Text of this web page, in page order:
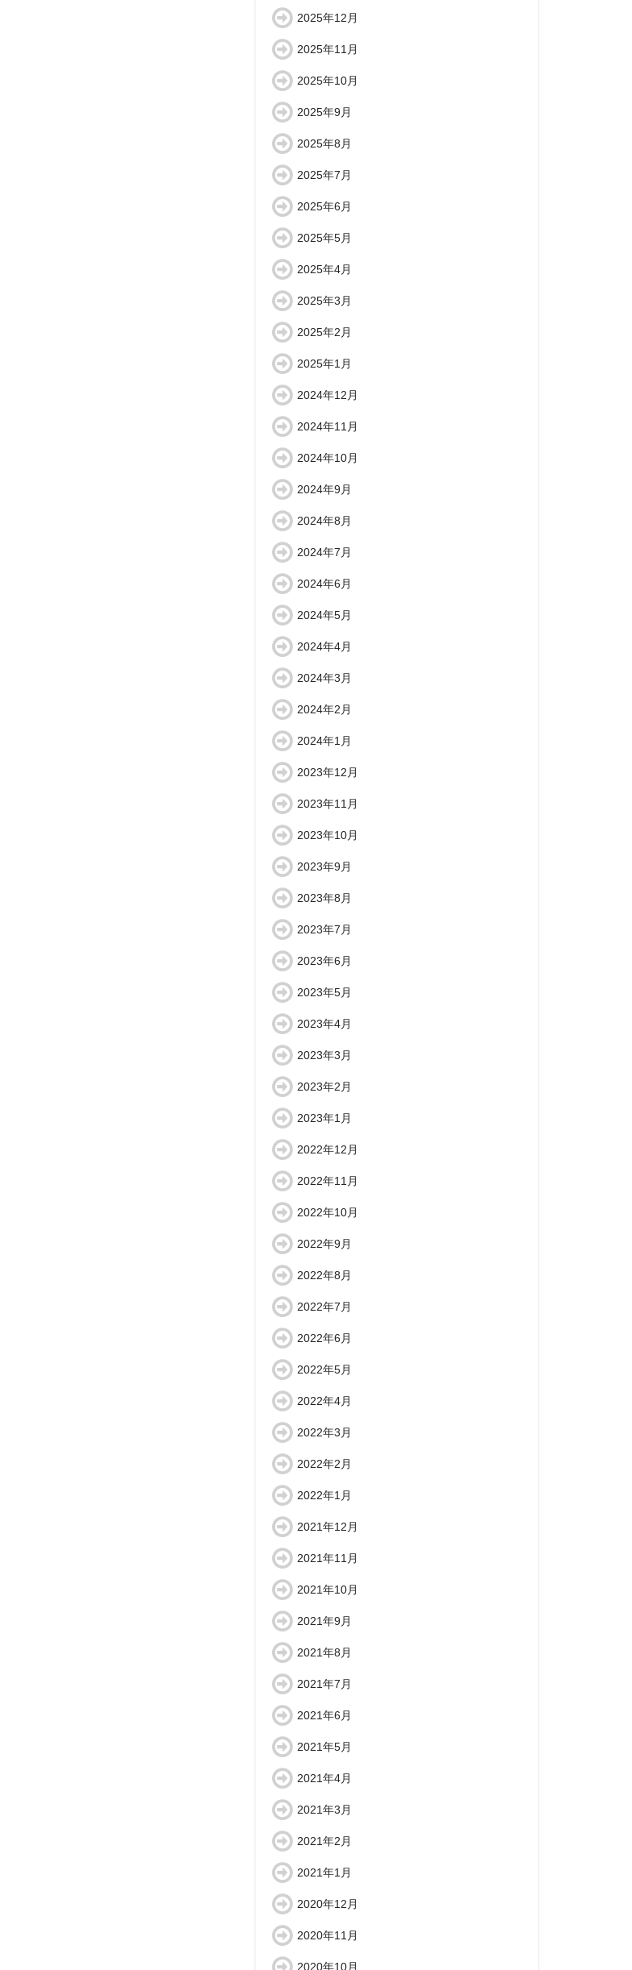
2025年12月
2025年11月
2025年10月
2025年9月
2025年8月
2025年7月
2025年6月
2025年5月
2025年4月
2025年3月
2025年2月
2025年1月
2024年12月
2024年11月
2024年10月
2024年9月
2024年8月
2024年7月
2024年6月
2024年5月
2024年4月
2024年3月
2024年2月
2024年1月
2023年12月
2023年11月
2023年10月
2023年9月
2023年8月
2023年7月
2023年6月
2023年5月
2023年4月
2023年3月
2023年2月
2023年1月
2022年12月
2022年11月
2022年10月
2022年9月
2022年8月
2022年7月
2022年6月
2022年5月
2022年4月
2022年3月
2022年2月
2022年1月
2021年12月
2021年11月
2021年10月
2021年9月
2021年8月
2021年7月
2021年6月
2021年5月
2021年4月
2021年3月
2021年2月
2021年1月
2020年12月
2020年11月
2020年10月